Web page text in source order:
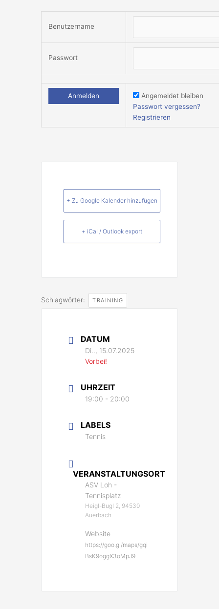
Benutzername
Passwort
Angemeldet bleiben
Passwort vergessen?
Registrieren
+ Zu Google Kalender hinzufügen
+ iCal / Outlook export
Schlagwörter: TRAINING
DATUM
Di.., 15.07.2025
Vorbei!
UHRZEIT
19:00 - 20:00
LABELS
Tennis
VERANSTALTUNGSORT
ASV Loh -
Tennisplatz
Heigl-Bugl 2, 94530
Auerbach
Website
https://goo.gl/maps/gqi
BsK9oggX3oMpJ9